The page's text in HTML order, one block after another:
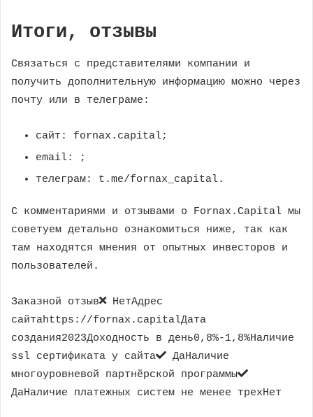
Итоги, отзывы
Связаться с представителями компании и
получить дополнительную информацию можно через
почту или в телеграме:
сайт: fornax.capital;
email:
;
телеграм: t.me/fornax_capital.
С комментариями и отзывами о Fornax.Capital мы
советуем детально ознакомиться ниже, так как
там находятся мнения от опытных инвесторов и
пользователей.
Заказной отзыв
НетАдрес
сайтаhttps://fornax.capitalДата
создания2023Доходность в день0,8%-1,8%Наличие
ssl сертификата у сайта
ДаНаличие
многоуровневой партнёрской программы
ДаНаличие платежных систем не менее трехНет